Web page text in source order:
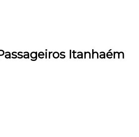
Itanhaém